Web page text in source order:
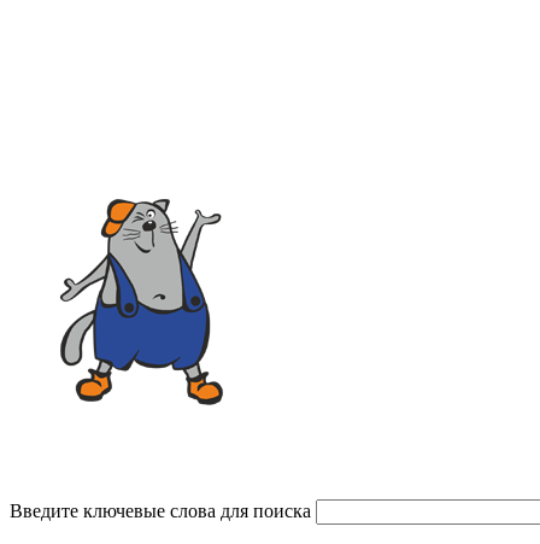
Введите ключевые слова для поиска